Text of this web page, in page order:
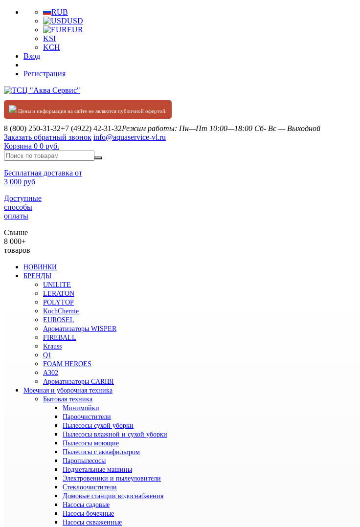
RUB
USD
EUR
KSI
KCH
Вход
Регистрация
Цены и информация на сайте не являются публичной офертой.
8 (800) 250-31-32+7 (4922) 42-31-32Режим работы: Пн—Пт 10:00—18:00 Сб- Вс — Выходной
Заказать обратный звонок info@aquaservice-vl.ru
Корзина 0 0 руб.
Бесплатная доставка от
3 000 руб
Доступные
способы
оплаты
Свыше
8 000+
товаров
НОВИНКИ
БРЕНДЫ
UNILITE
LERATON
POLYTOP
KochChemie
EUROSEL
Ароматизаторы WISPER
FIREBALL
Krauss
Q1
FOAM HEROES
A302
Ароматизаторы CARIBI
Моечная и уборочная техника
Бытовая техника
Минимойки
Пароочистители
Пылесосы сухой уборки
Пылесосы влажной и сухой уборки
Пылесосы моющие
Пылесосы с аквафильтром
Паропылесосы
Подметальные машины
Электровеники и пылеуловители
Стеклоочистители
Домовые станции водоснабжения
Насосы садовые
Насосы бочечные
Насосы скваженные